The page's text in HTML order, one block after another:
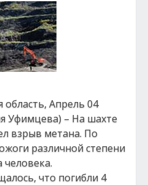
область, Апрель 04
Уфимцева) – На шахте
взрыв метана. По
различной степени
человека.
что погибли 4